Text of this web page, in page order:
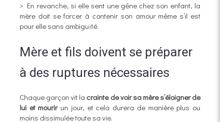
> En revanche, si elle sent une gêne chez son enfant, la
mère doit se forcer à contenir son amour même s’il est
pour elle sans ambiguïté.
Mère et fils doivent se préparer
à des ruptures nécessaires
Chaque garçon vit la crainte de voir sa mère s’éloigner de
lui et mourirun jour, et cela durera de manière plus ou
moins dissimulée toute sa vie.